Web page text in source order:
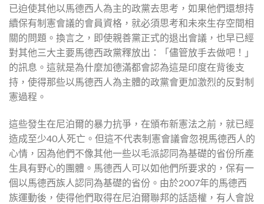
已迫使其他以馬德西人為主的政黨去思考，如果他們還想持
續保有制憲會議的會員資格，就必須思考和未來生存空間相
關的問題。換言之，即使親善黨正式的退出會議，也早已經
對其他三大主要馬德西政黨釋放出：「儘管放手去做吧！」
的訊息。這就是為什麼加德滿都會認為這是印度在背後支
持，使得那些以馬德西人為主體的政黨會更加激烈的反對制
憲過程。
這些發生在尼泊爾的暴力抗爭，在頒布新憲法之前，就已經
造成至少40人死亡。但這不代表制憲會議會忽視馬德西人的
心情，因為他們不像其他一些以毛派認同為基礎的省份所產
生具有野心的團體。馬德西人可以如他們所要求的，保有一
個以馬德西族人認同為基礎的省份。由於2007年的馬德西
族運動後，使得他們取得在尼泊爾聯邦的話語權，有人會說